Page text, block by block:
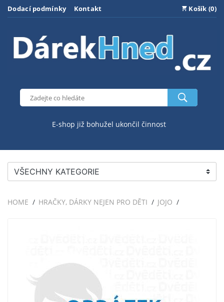
Dodací podmínky Kontakt Košík (0)
E-shop již bohužel ukončil činnost
VŠECHNY KATEGORIE
HOME HRAČKY, DÁRKY NEJEN PRO DĚTI JOJO